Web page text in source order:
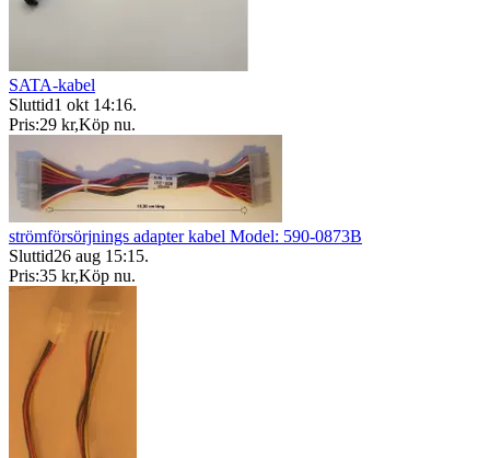
SATA-kabel
Sluttid1 okt 14:16.
Pris:29 kr,Köp nu.
strömförsörjnings adapter kabel Model: 590-0873B
Sluttid26 aug 15:15.
Pris:35 kr,Köp nu.